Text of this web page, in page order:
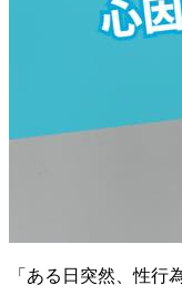
「ある日突然、性行